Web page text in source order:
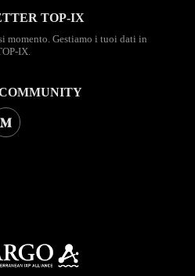
TOP-IX
momento. Gestiamo i tuoi dati in
IX.